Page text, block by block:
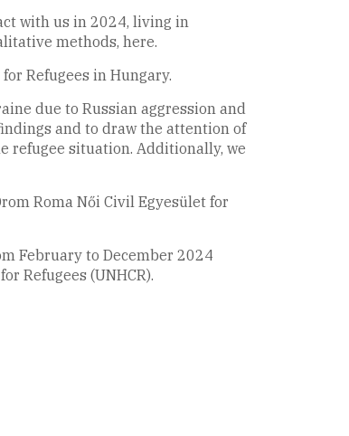
with us in 2024, living in
methods, here.
Refugees in Hungary.
due to Russian aggression and
and to draw the attention of
refugee situation. Additionally, we
Roma Női Civil Egyesület for
February to December 2024
Refugees (UNHCR).